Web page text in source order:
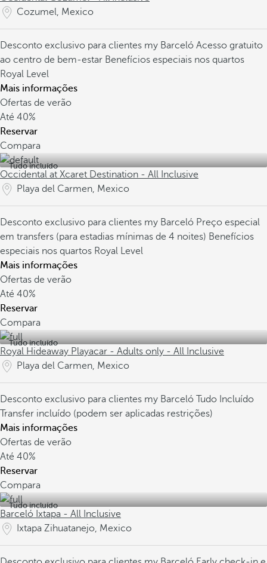
Cozumel, Mexico
Desconto exclusivo para clientes my Barceló Acesso gratuito
ao centro de bem-estar Benefícios especiais nos quartos
Royal Level
Mais informações
Ofertas de verão
Até 40%
Reservar
Compara
Tudo incluído
Occidental at Xcaret Destination - All Inclusive
Playa del Carmen, Mexico
Desconto exclusivo para clientes my Barceló Preço especial
em transfers (para estadias mínimas de 4 noites) Benefícios
especiais nos quartos Royal Level
Mais informações
Ofertas de verão
Até 40%
Reservar
Compara
Tudo incluído
Royal Hideaway Playacar - Adults only - All Inclusive
Playa del Carmen, Mexico
Desconto exclusivo para clientes my Barceló Tudo Incluído
Transfer incluído (podem ser aplicadas restrições)
Mais informações
Ofertas de verão
Até 40%
Reservar
Compara
Tudo incluído
Barceló Ixtapa - All Inclusive
Ixtapa Zihuatanejo, Mexico